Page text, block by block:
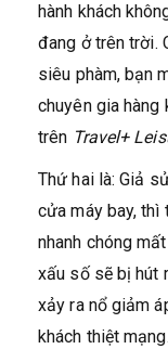
hành khách
đang ở trên trời.
siêu phàm, bạn
chuyên gia
trên Travel+
Thứ hai là: Giả
cửa máy bay, thì
nhanh chóng
xấu số sẽ bị hút
xảy ra nổ giảm
khách thiệt mạng.